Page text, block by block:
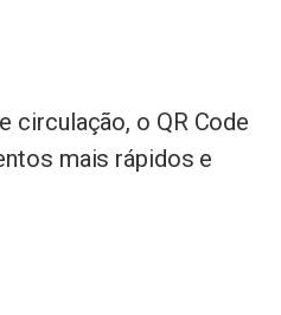
circulação, o QR Code
mais rápidos e